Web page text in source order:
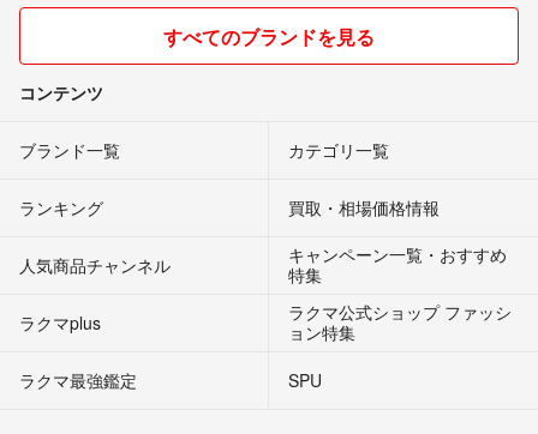
すべてのブランドを見る
コンテンツ
ブランド一覧 カテゴリ一覧
ランキング 買取・相場価格情報
人気商品チャンネル
キャンペーン一覧・おすすめ
特集
ラクマplus
ラクマ公式ショップ ファッシ
ョン特集
ラクマ最強鑑定
SPU